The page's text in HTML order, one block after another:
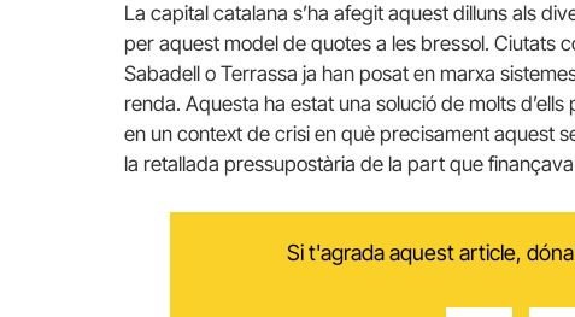
La capital catalana s’ha afegit aquest dilluns als
per aquest model de quotes a les bressol. Ciutats
Sabadell o Terrassa ja han posat en marxa
renda. Aquesta ha estat una solució de molts
en un context de crisi en què precisament aquest
la retallada pressupostària de la part que
Si t'agrada aquest article,